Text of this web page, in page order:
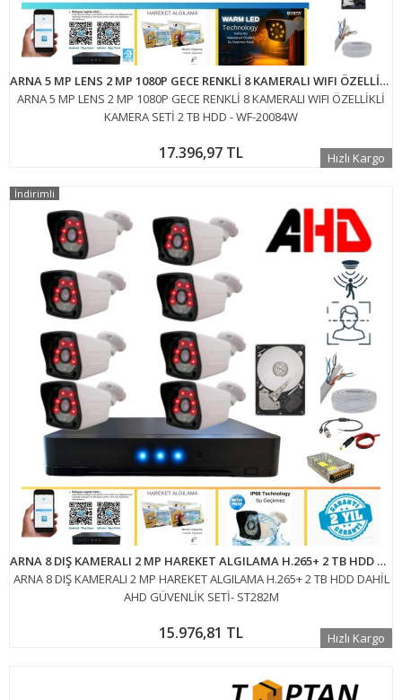
ARNA 5 MP LENS 2 MP 1080P GECE RENKLİ 8 KAMERALI WIFI ÖZELLİKLİ KAMERA SETİ 2 TB HDD - WF-20084W
ARNA 5 MP LENS 2 MP 1080P GECE RENKLİ 8 KAMERALI WIFI ÖZELLİKLİ
KAMERA SETİ 2 TB HDD - WF-20084W
17.396,97 TL Hızlı Kargo
ARNA 8 DIŞ KAMERALI 2 MP HAREKET ALGILAMA H.265+ 2 TB HDD DAHİL AHD GÜVENLİK SETİ- ST282M
ARNA 8 DIŞ KAMERALI 2 MP HAREKET ALGILAMA H.265+ 2 TB HDD DAHİL
AHD GÜVENLİK SETİ- ST282M
15.976,81 TL
İndirimli
Hızlı Kargo